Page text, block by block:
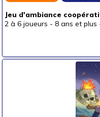
Jeu d'ambiance
2 à 6 joueurs - 8 ans et plus